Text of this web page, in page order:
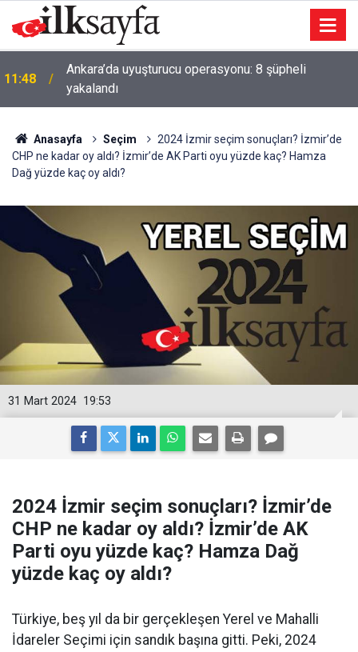
11:48
Ankara’da uyuşturucu operasyonu: 8 şüpheli
yakalandı
Anasayfa Seçim
2024 İzmir seçim sonuçları? İzmir’de
CHP ne kadar oy aldı? İzmir’de AK Parti oyu yüzde kaç? Hamza
Dağ yüzde kaç oy aldı?
19:53
31 Mart 2024
2024 İzmir seçim sonuçları? İzmir’de
CHP ne kadar oy aldı? İzmir’de AK
Parti oyu yüzde kaç? Hamza Dağ
yüzde kaç oy aldı?
Türkiye, beş yıl da bir gerçekleşen Yerel ve Mahalli
İdareler Seçimi için sandık başına gitti. Peki, 2024